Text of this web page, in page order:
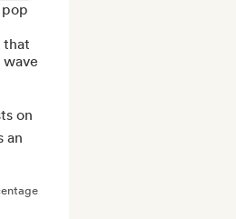
pop
that
on
an